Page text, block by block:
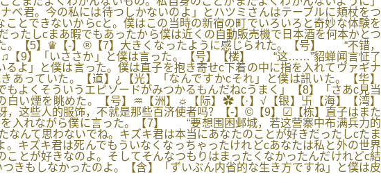
ベ君。今の私には待つしかないのよ」とハツミさんはテーブルに頬杖をつ
とできないからcと。僕はこの当時の新宿の町でいろいろと奇妙な体験を
たしcまあ暇でもあったから僕は近くの自動販売機で日本酒を何本かとつ
。【5】♛【-】®【7】大きくなったように感じられた。【号】 “不错，
♫【9】「いささか」と僕は言った。【号】【楼】 “这……”貂蝉闻言怔了
よ」と僕は言った。僕は直子を抱き寄せc下着の中に指を入れてヴァギナ
っていた。【道】¿【光】「なんですかcそれ」と僕は訊いた。【华】
くそういうエピソードがみつかるもんだねcうまく」【8】「さあc見当
い煙を眺めた。【号】♒【洲】☼【际】✿【·】√【银】卐【海】【湾】
这些人的服饰，不就是那些百济使者吗？【-】©【9】☑【栋】直子はまた
入れながら僕に言った。【7】 “要想围困邺城，若这营寨中布满兵力的
んて思わないでね。キズキ君は本当にあなたのことが好きだったしcたま
キズキ君は死んでもういなくなっちゃったけれどcあなたは私と外の世界
とが好きなのよ。そしてそんなつもりはまったくなかったんだけれどc結
きもしなかったのよ。【含】「ずいぶん内省的な生き方ですね」と僕は皮